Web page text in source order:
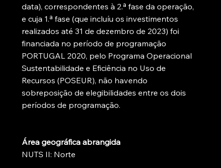
data), correspondentes à 2.ª fase da operação,
e cuja 1.ª fase (que incluíu os investimentos
realizados até 31 de dezembro de 2023) foi
financiada no período de programação
PORTUGAL 2020, pelo Programa Operacional
Sustentabilidade e Eficiência no Uso de
Recursos (POSEUR), não havendo
sobreposição de elegibilidades entre os dois
períodos de programação.
Área geográfica abrangida
NUTS II: Norte